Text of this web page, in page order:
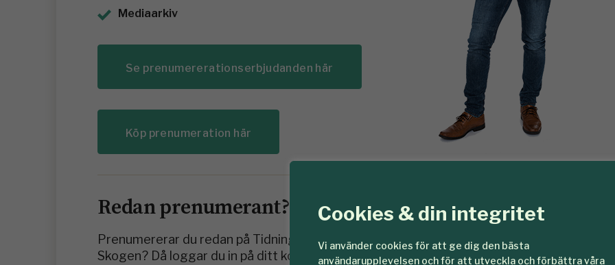
Cookies & din integritet
Vi använder cookies för att ge dig den bästa
användarupplevelsen och för att utveckla och förbättra våra
Mediaarkiv
Se prenumererationserbjudanden här
Köp prenumeration här
Redan prenumerant?
Prenumererar du redan på Tidningen
Skogen? Då loggar du in på ditt konto
Logga in